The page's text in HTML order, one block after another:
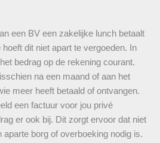
een BV een zakelijke lunch betaalt
dit niet apart te vergoeden. In
bedrag op de rekening courant.
na een maand of aan het
meer heeft betaald of ontvangen.
een factuur voor jou privé
er ook bij. Dit zorgt ervoor dat niet
borg of overboeking nodig is.